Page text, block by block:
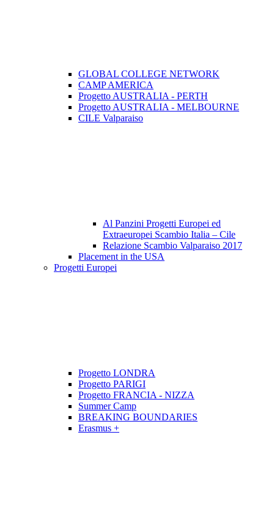
GLOBAL COLLEGE NETWORK
CAMP AMERICA
Progetto AUSTRALIA - PERTH
Progetto AUSTRALIA - MELBOURNE
CILE Valparaiso
Al Panzini Progetti Europei ed
Extraeuropei Scambio Italia – Cile
Relazione Scambio Valparaiso 2017
Placement in the USA
Progetti Europei
Progetto LONDRA
Progetto PARIGI
Progetto FRANCIA - NIZZA
Summer Camp
BREAKING BOUNDARIES
Erasmus +